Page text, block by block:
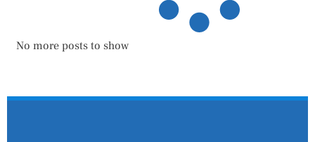
No more posts to show